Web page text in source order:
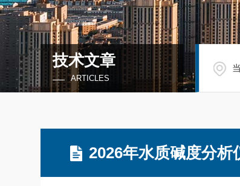
技术文章
ARTICLES
2026年水质碱度分